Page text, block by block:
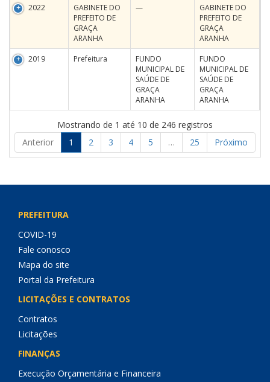
2022
GABINETE DO
PREFEITO DE
GRAÇA
ARANHA
—
GABINETE DO
PREFEITO DE
GRAÇA
ARANHA
2019
Prefeitura
FUNDO
MUNICIPAL DE
SAÚDE DE
GRAÇA
ARANHA
FUNDO
MUNICIPAL DE
SAÚDE DE
GRAÇA
ARANHA
Mostrando de 1 até 10 de 246 registros
Anterior
1 2 3 4 5 … 25 Próximo
PREFEITURA
COVID-19
Fale conosco
Mapa do site
Portal da Prefeitura
LICITAÇÕES E CONTRATOS
Contratos
Licitações
FINANÇAS
Execução Orçamentária e Financeira